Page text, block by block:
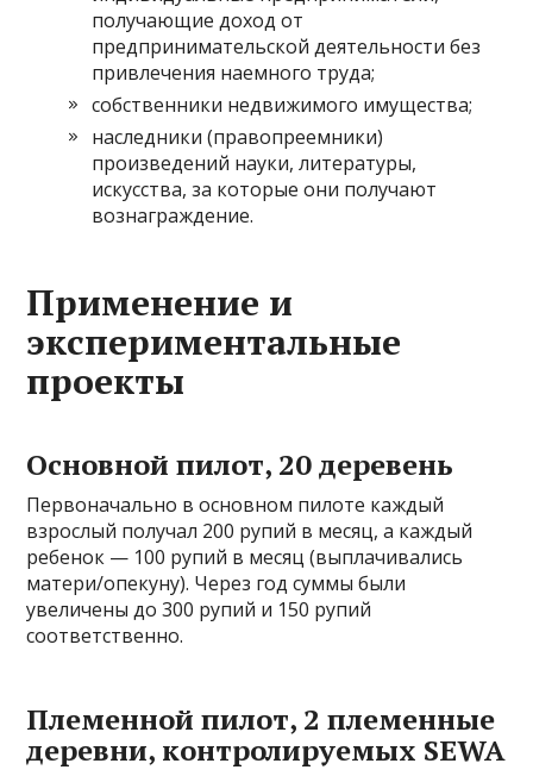
получающие доход от
предпринимательской деятельности без
привлечения наемного труда;
собственники недвижимого имущества;
наследники (правопреемники)
произведений науки, литературы,
искусства, за которые они получают
вознаграждение.
Применение и
экспериментальные
проекты
Основной пилот, 20 деревень
Первоначально в основном пилоте каждый
взрослый получал 200 рупий в месяц, а каждый
ребенок — 100 рупий в месяц (выплачивались
матери/опекуну). Через год суммы были
увеличены до 300 рупий и 150 рупий
соответственно.
Племенной пилот, 2 племенные
деревни, контролируемых SEWA